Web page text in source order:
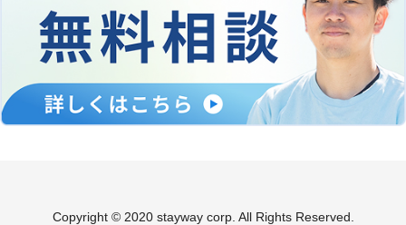
Copyright © 2020 stayway corp. All Rights Reserved.